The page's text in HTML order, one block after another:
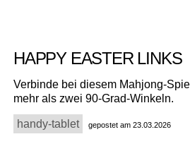
HAPPY EASTER LINKS
Verbinde bei diesem Mahjong-
mehr als zwei 90-Grad-Winkeln.
handy-tablet gepostet am 23.03.2026